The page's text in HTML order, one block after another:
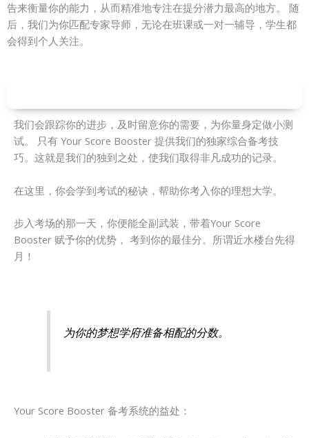
告来衡量你的能力，从而精准地专注在提分潜力最高的地方。 随
后，我们为你匹配专家导师，无论在班课或一对一辅导，学生都
会得到个人关注。
我们会跟踪你的进步，及时留意你的需要，为你量身定做小测
试。 只有 Your Score Booster 提供我们的独家综合备考技
巧。这就是我们的独到之处，使我们取得非凡成功的记录。
在这里，你会学到考试的秘诀，帮助你考入你的理想大学。
步入考场的那一天，你便能全副武装，带着Your Score
Booster 赋予你的优势， 考到你的最佳分。所谓近水楼台先得
月！
为你的梦想学府准备相配的分数。
Your Score Booster 备考系统的益处：